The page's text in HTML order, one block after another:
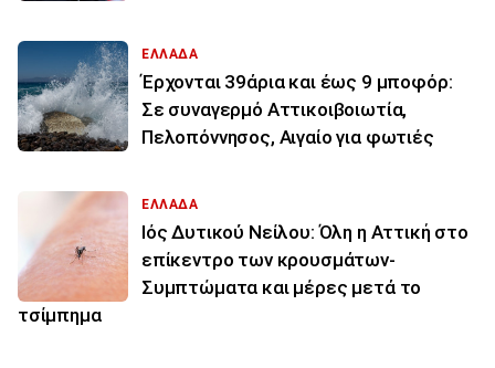
ΕΛΛΑΔΑ
Έρχονται 39άρια και έως 9 μποφόρ:
Σε συναγερμό Αττικοιβοιωτία,
Πελοπόννησος, Αιγαίο για φωτιές
ΕΛΛΑΔΑ
Ιός Δυτικού Νείλου: Όλη η Αττική στο
επίκεντρο των κρουσμάτων-
Συμπτώματα και μέρες μετά το
τσίμπημα